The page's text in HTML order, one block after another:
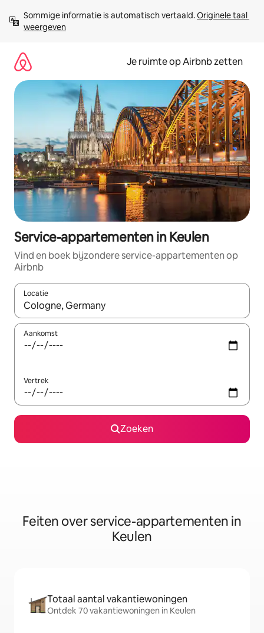
direct
naar
Sommige informatie is automatisch vertaald. Originele taal
weergeven
Je ruimte op Airbnb zetten
Service-appartementen in Keulen
Vind en boek bijzondere service-appartementen op
Airbnb
Locatie
Wanneer er suggesties beschikbaar zijn, maak je een keuze
Aankomst
Vertrek
Zoeken
Feiten over service-appartementen in
Keulen
Totaal aantal vakantiewoningen
Ontdek 70 vakantiewoningen in Keulen